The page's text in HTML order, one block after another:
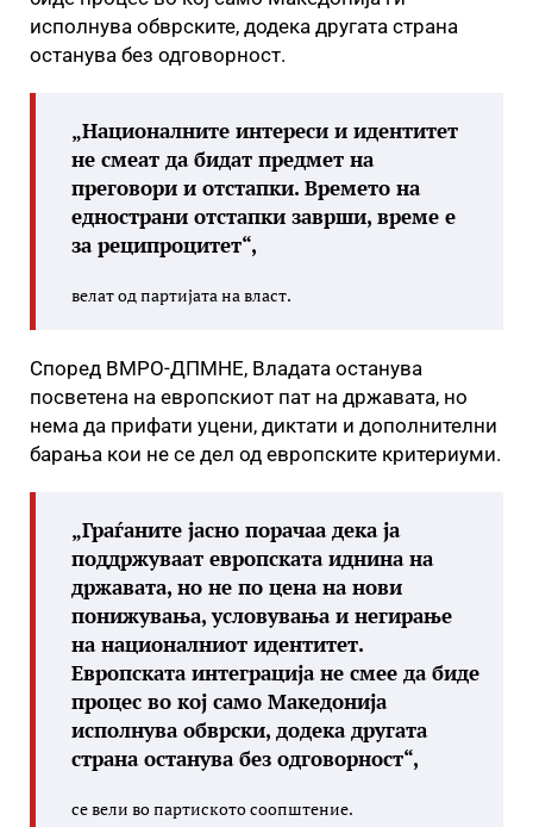
исполнува обврските, додека другата страна
останува без одговорност.
„Националните интереси и идентитет
не смеат да бидат предмет на
преговори и отстапки. Времето на
еднострани отстапки заврши, време е
за реципроцитет“,
велат од партијата на власт.
Според ВМРО-ДПМНЕ, Владата останува
посветена на европскиот пат на државата, но
нема да прифати уцени, диктати и дополнителни
барања кои не се дел од европските критериуми.
„Граѓаните јасно порачаа дека ја
поддржуваат европската иднина на
државата, но не по цена на нови
понижувања, условувања и негирање
на националниот идентитет.
Европската интеграција не смее да биде
процес во кој само Македонија
исполнува обврски, додека другата
страна останува без одговорност“,
се вели во партиското соопштение.